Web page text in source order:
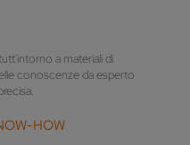
a materiali di
conoscenze da esperto
HOW